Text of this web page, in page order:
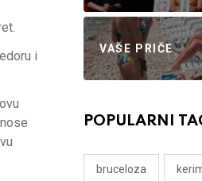
i
VAŠE PRIČE
POPULARNI
bruceloza